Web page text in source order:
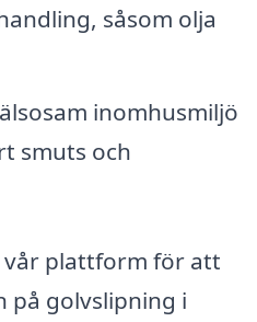
såsom olja
inomhusmiljö
smuts och
vår plattform för att
på golvslipning i